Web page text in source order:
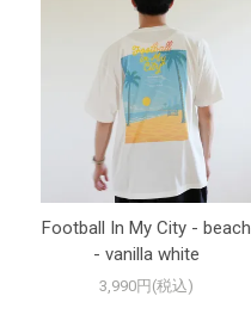
Football In My City - beach
- vanilla white
3,990円(税込)